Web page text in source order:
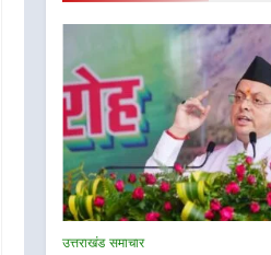
उत्तराखंड समाचार